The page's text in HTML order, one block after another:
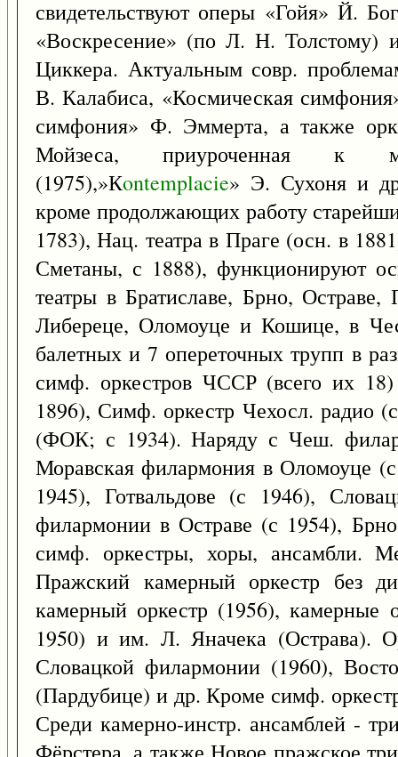
свидетельствуют оперы «Гойя» Й.
«Воскресение» (по Л. Н.
Циккера. Актуальным совр.
В. Калабиса, «Космическая
симфония» Ф. Эммерта, а также
Мойзеса, приуроченная к
(1975),»Кontemplacie» Э. Сухоня и
кроме продолжающих работу
1783), Нац. театра в Праге (осн. в
Сметаны, с 1888), функционируют
театры в Братиславе, Брно,
Либереце, Оломоуце и Кошице, в
балетных и 7 опереточных трупп в
симф. оркестров ЧССР (всего их
1896), Симф. оркестр Чехосл. радио
(ФОК; с 1934). Наряду с Чеш.
Моравская филармония в Оломоуце
1945), Готвальдове (с 1946),
филармонии в Остраве (с 1954),
симф. оркестры, хоры, ансамбли.
Пражский камерный оркестр без
камерный оркестр (1956),
1950) и им. Л. Яначека (Острава).
Словацкой филармонии (1960),
(Пардубице) и др. Кроме симф.
Среди камерно-инстр. ансамблей -